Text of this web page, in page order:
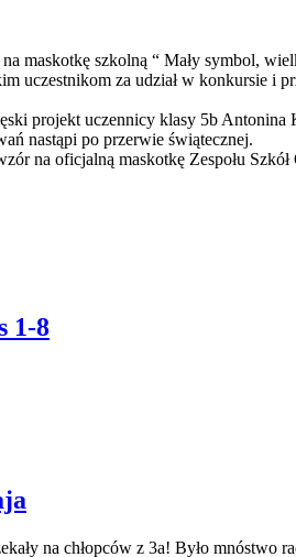
maskotkę szkolną “ Mały symbol,
uczestnikom za udział w konkursie i
projekt uczennicy klasy 5b Antonina
nastąpi po przerwie świątecznej.
na oficjalną maskotkę Zespołu
1-8
na chłopców z 3a! Było mnóstwo